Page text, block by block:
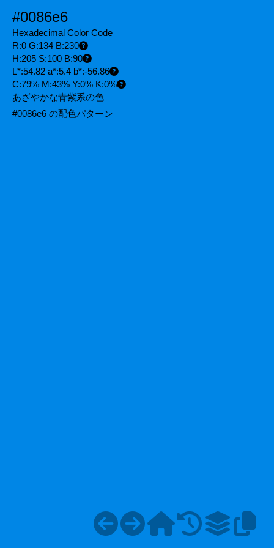
#0086e6
Hexadecimal Color Code
R:0 G:134 B:230
H:205 S:100 B:90
L*:54.82 a*:5.4 b*:-56.86
C:79% M:43% Y:0% K:0%
あざやかな青紫系の色
#0086e6 の配色パターン